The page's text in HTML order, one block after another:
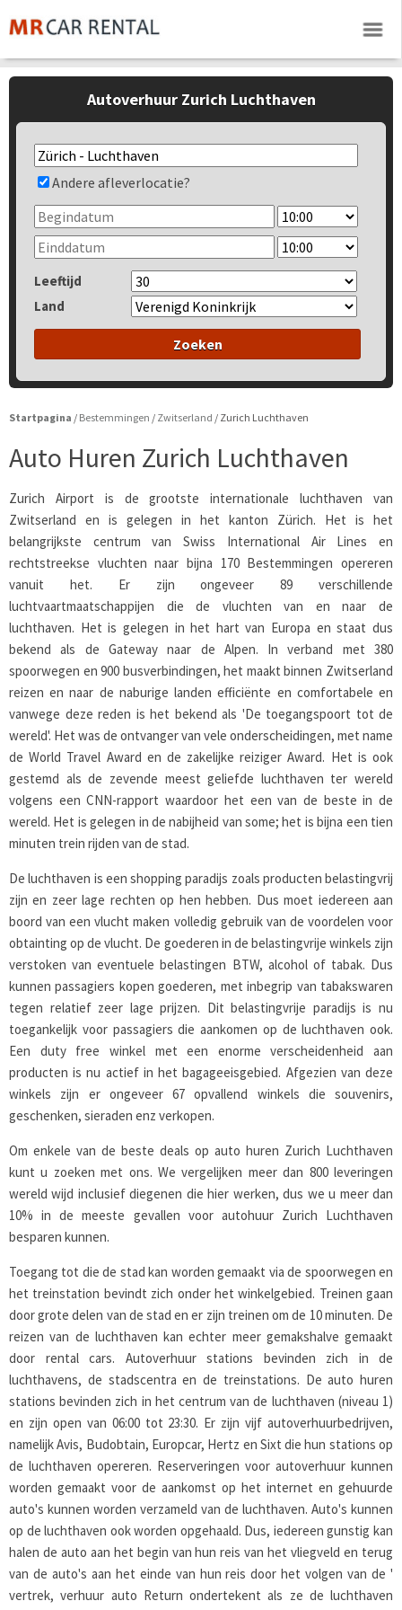
Autoverhuur Zurich Luchthaven
Andere afleverlocatie?
Leeftijd
Land
Zoeken
Startpagina / Bestemmingen / Zwitserland / Zurich Luchthaven
Auto Huren Zurich Luchthaven
Zurich Airport is de grootste internationale luchthaven van
Zwitserland en is gelegen in het kanton Zürich. Het is het
belangrijkste centrum van Swiss International Air Lines en
rechtstreekse vluchten naar bijna 170 Bestemmingen opereren
vanuit het. Er zijn ongeveer 89 verschillende
luchtvaartmaatschappijen die de vluchten van en naar de
luchthaven. Het is gelegen in het hart van Europa en staat dus
bekend als de Gateway naar de Alpen. In verband met 380
spoorwegen en 900 busverbindingen, het maakt binnen Zwitserland
reizen en naar de naburige landen efficiënte en comfortabele en
vanwege deze reden is het bekend als 'De toegangspoort tot de
wereld'. Het was de ontvanger van vele onderscheidingen, met name
de World Travel Award en de zakelijke reiziger Award. Het is ook
gestemd als de zevende meest geliefde luchthaven ter wereld
volgens een CNN-rapport waardoor het een van de beste in de
wereld. Het is gelegen in de nabijheid van some; het is bijna een tien
minuten trein rijden van de stad.
De luchthaven is een shopping paradijs zoals producten belastingvrij
zijn en zeer lage rechten op hen hebben. Dus moet iedereen aan
boord van een vlucht maken volledig gebruik van de voordelen voor
obtainting op de vlucht. De goederen in de belastingvrije winkels zijn
verstoken van eventuele belastingen BTW, alcohol of tabak. Dus
kunnen passagiers kopen goederen, met inbegrip van tabakswaren
tegen relatief zeer lage prijzen. Dit belastingvrije paradijs is nu
toegankelijk voor passagiers die aankomen op de luchthaven ook.
Een duty free winkel met een enorme verscheidenheid aan
producten is nu actief in het bagageeisgebied. Afgezien van deze
winkels zijn er ongeveer 67 opvallend winkels die souvenirs,
geschenken, sieraden enz verkopen.
Om enkele van de beste deals op auto huren Zurich Luchthaven
kunt u zoeken met ons. We vergelijken meer dan 800 leveringen
wereld wijd inclusief diegenen die hier werken, dus we u meer dan
10% in de meeste gevallen voor autohuur Zurich Luchthaven
besparen kunnen.
Toegang tot die de stad kan worden gemaakt via de spoorwegen en
het treinstation bevindt zich onder het winkelgebied. Treinen gaan
door grote delen van de stad en er zijn treinen om de 10 minuten. De
reizen van de luchthaven kan echter meer gemakshalve gemaakt
door rental cars. Autoverhuur stations bevinden zich in de
luchthavens, de stadscentra en de treinstations. De auto huren
stations bevinden zich in het centrum van de luchthaven (niveau 1)
en zijn open van 06:00 tot 23:30. Er zijn vijf autoverhuurbedrijven,
namelijk Avis, Budobtain, Europcar, Hertz en Sixt die hun stations op
de luchthaven opereren. Reserveringen voor autoverhuur kunnen
worden gemaakt voor de aankomst op het internet en gehuurde
auto's kunnen worden verzameld van de luchthaven. Auto's kunnen
op de luchthaven ook worden opgehaald. Dus, iedereen gunstig kan
halen de auto aan het begin van hun reis van het vliegveld en terug
van de auto's aan het einde van hun reis door het volgen van de '
vertrek, verhuur auto Return ondertekent als ze de luchthaven